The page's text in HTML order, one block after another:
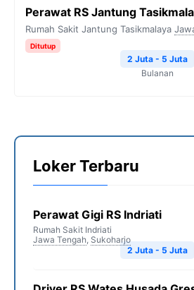
Perawat RS Jantung
Rumah Sakit Jantung Tasikmalaya
Ditutup
2 Juta - 5 Juta
Bulanan
Loker Terbaru
Perawat Gigi RS Indriati
Rumah Sakit Indriati
Jawa Tengah, Sukoharjo
2 Juta - 5 Juta